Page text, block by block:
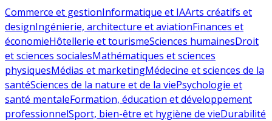
Commerce et gestionInformatique et IAArts créatifs et
designIngénierie, architecture et aviationFinances et
économieHôtellerie et tourismeSciences humainesDroit
et sciences socialesMathématiques et sciences
physiquesMédias et marketingMédecine et sciences de la
santéSciences de la nature et de la viePsychologie et
santé mentaleFormation, éducation et développement
professionnelSport, bien-être et hygiène de vieDurabilité